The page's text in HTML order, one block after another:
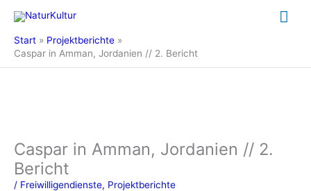
Inhalt
springen
Start
Projektberichte
Caspar in Amman, Jordanien // 2. Bericht
Caspar in Amman, Jordanien // 2.
Bericht
/ Freiwilligendienste, Projektberichte